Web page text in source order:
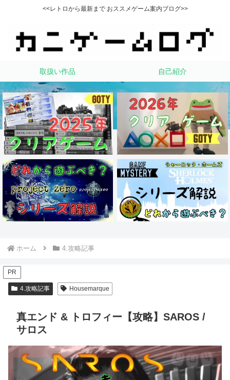
<<レトロから最新まで おススメゲーム案内ブログ>>
取扱い作品 自己紹介
ホーム 4.攻略記事
PR
4.攻略記事 Housemarque
真エンド & トロフィー【攻略】SAROS /
サロス